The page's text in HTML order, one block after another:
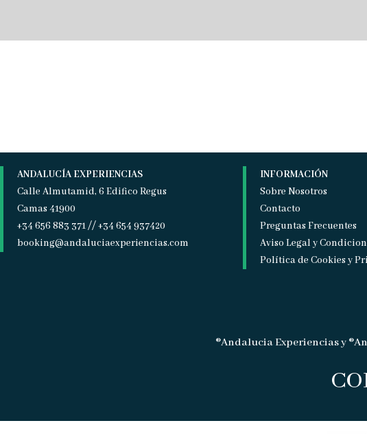
ANDALUCÍA EXPERIENCIAS
Calle Almutamid, 6 Edifico Regus
Camas 41900
+34 656 883 371 // +34 654 937420
booking@andaluciaexperiencias.com
INFORMACIÓN
Sobre Nosotros
Contacto
Preguntas Frecuentes
Aviso Legal y
Política de Cookies y
®Andalucia Experiencias y